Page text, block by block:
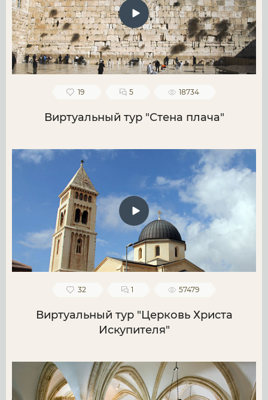
19 5 18734
Виртуальный тур "Стена плача"
32 1 57479
Виртуальный тур "Церковь Христа
Искупителя"